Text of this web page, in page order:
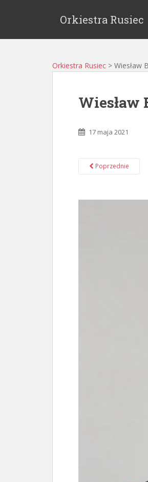
Orkiestra Rusiec
Orkiestra Rusiec > Wiesław
Wiesław
17 maja 2021
Poprzednie